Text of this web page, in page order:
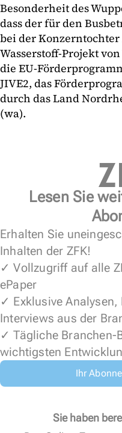
Besonderheit des
dass der für den
bei der Konzerntochter
Wasserstoff-Projekt
die EU-
JIVE2, das
durch das Land
(wa).
Lesen Sie
Erhalten Sie
Inhalten der ZFK!
✓ Vollzugriff auf alle
ePaper
✓ Exklusive
Interviews aus der
✓ Tägliche Branchen-
wichtigsten
Ihr
Sie haben